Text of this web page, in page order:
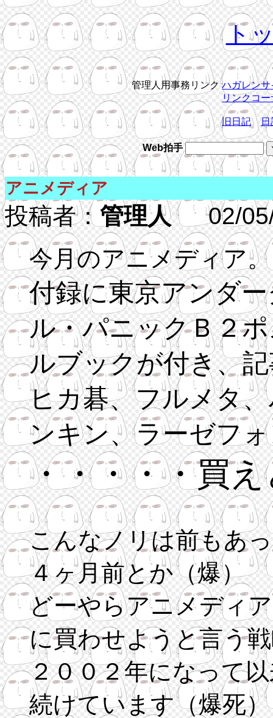
ト
管理人用事務リンク ハガレンサ
リンクコ
旧日記
Web拍手
アニメディア
投稿者： 管理人02/05/
今月のアニメディア。
付録に東京アンダ
ル・パニックＢ２
ルブックが付き、
ヒカ碁、フルメタ
ンキン、ラーゼフ
・・・・・買
こんなノリは前もあ
４ヶ月前とか（爆）
どーやらアニメディ
に買わせようと言う
２００２年になって
続けています（爆死）